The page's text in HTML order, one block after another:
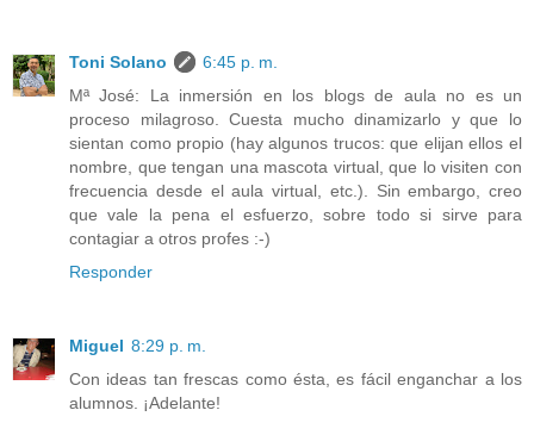
Toni Solano
6:45 p. m.
Mª José: La inmersión en los blogs de aula no es un
proceso milagroso. Cuesta mucho dinamizarlo y que lo
sientan como propio (hay algunos trucos: que elijan ellos el
nombre, que tengan una mascota virtual, que lo visiten con
frecuencia desde el aula virtual, etc.). Sin embargo, creo
que vale la pena el esfuerzo, sobre todo si sirve para
contagiar a otros profes :-)
Responder
Miguel 8:29 p. m.
Con ideas tan frescas como ésta, es fácil enganchar a los
alumnos. ¡Adelante!